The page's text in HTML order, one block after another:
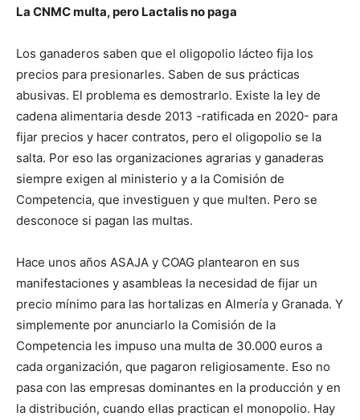
La CNMC multa, pero Lactalis no paga
Los ganaderos saben que el oligopolio lácteo fija los
precios para presionarles. Saben de sus prácticas
abusivas. El problema es demostrarlo. Existe la ley de
cadena alimentaria desde 2013 -ratificada en 2020- para
fijar precios y hacer contratos, pero el oligopolio se la
salta. Por eso las organizaciones agrarias y ganaderas
siempre exigen al ministerio y a la Comisión de
Competencia, que investiguen y que multen. Pero se
desconoce si pagan las multas.
Hace unos años ASAJA y COAG plantearon en sus
manifestaciones y asambleas la necesidad de fijar un
precio mínimo para las hortalizas en Almería y Granada. Y
simplemente por anunciarlo la Comisión de la
Competencia les impuso una multa de 30.000 euros a
cada organización, que pagaron religiosamente. Eso no
pasa con las empresas dominantes en la producción y en
la distribución, cuando ellas practican el monopolio. Hay